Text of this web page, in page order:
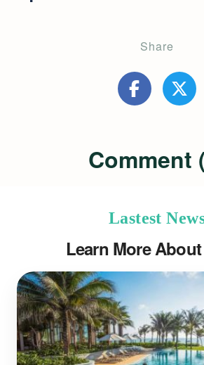
Share
Comment
Lastest
Learn More